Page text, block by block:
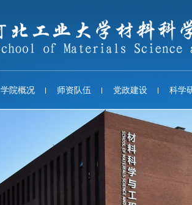
学院概况 师资队伍 党政建设 科学